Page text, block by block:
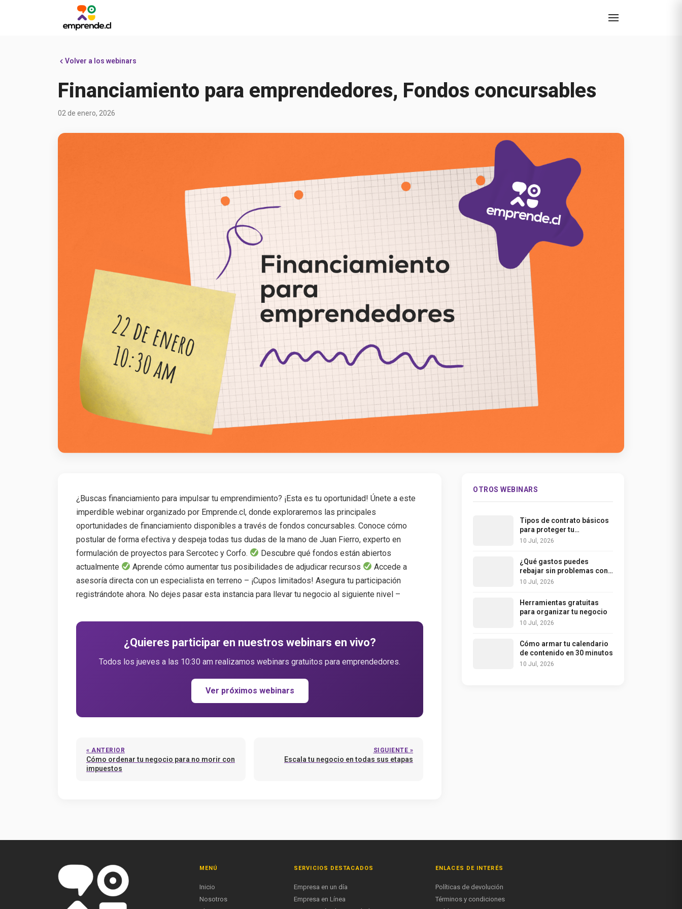
Volver a los webinars
Financiamiento para emprendedores, Fondos concursables
02 de enero, 2026
¿Buscas financiamiento para impulsar tu emprendimiento? ¡Esta es tu oportunidad! Únete a este
imperdible webinar organizado por Emprende.cl, donde exploraremos las principales
oportunidades de financiamiento disponibles a través de fondos concursables. Conoce cómo
postular de forma efectiva y despeja todas tus dudas de la mano de Juan Fierro, experto en
formulación de proyectos para Sercotec y Corfo.
Descubre qué fondos están abiertos
actualmente
Aprende cómo aumentar tus posibilidades de adjudicar recursos
Accede a
asesoría directa con un especialista en terreno – ¡Cupos limitados! Asegura tu participación
registrándote ahora. No dejes pasar esta instancia para llevar tu negocio al siguiente nivel –
¿Quieres participar en nuestros webinars en vivo?
Todos los jueves a las 10:30 am realizamos webinars gratuitos para emprendedores.
Ver próximos webinars
« ANTERIOR
Cómo ordenar tu negocio para no morir con
impuestos
SIGUIENTE »
Escala tu negocio en todas sus etapas
OTROS WEBINARS
Tipos de contrato básicos
para proteger tu
emprendimiento
10 Jul, 2026
¿Qué gastos puedes
rebajar sin problemas con
el SII? Guía práctica para
10 Jul, 2026
Herramientas gratuitas
para organizar tu negocio
10 Jul, 2026
Cómo armar tu calendario
de contenido en 30 minutos
10 Jul, 2026
MENÚ
Inicio
Nosotros
SERVICIOS DESTACADOS
Empresa en un día
Empresa en Línea
ENLACES DE INTERÉS
Políticas de devolución
Términos y condiciones